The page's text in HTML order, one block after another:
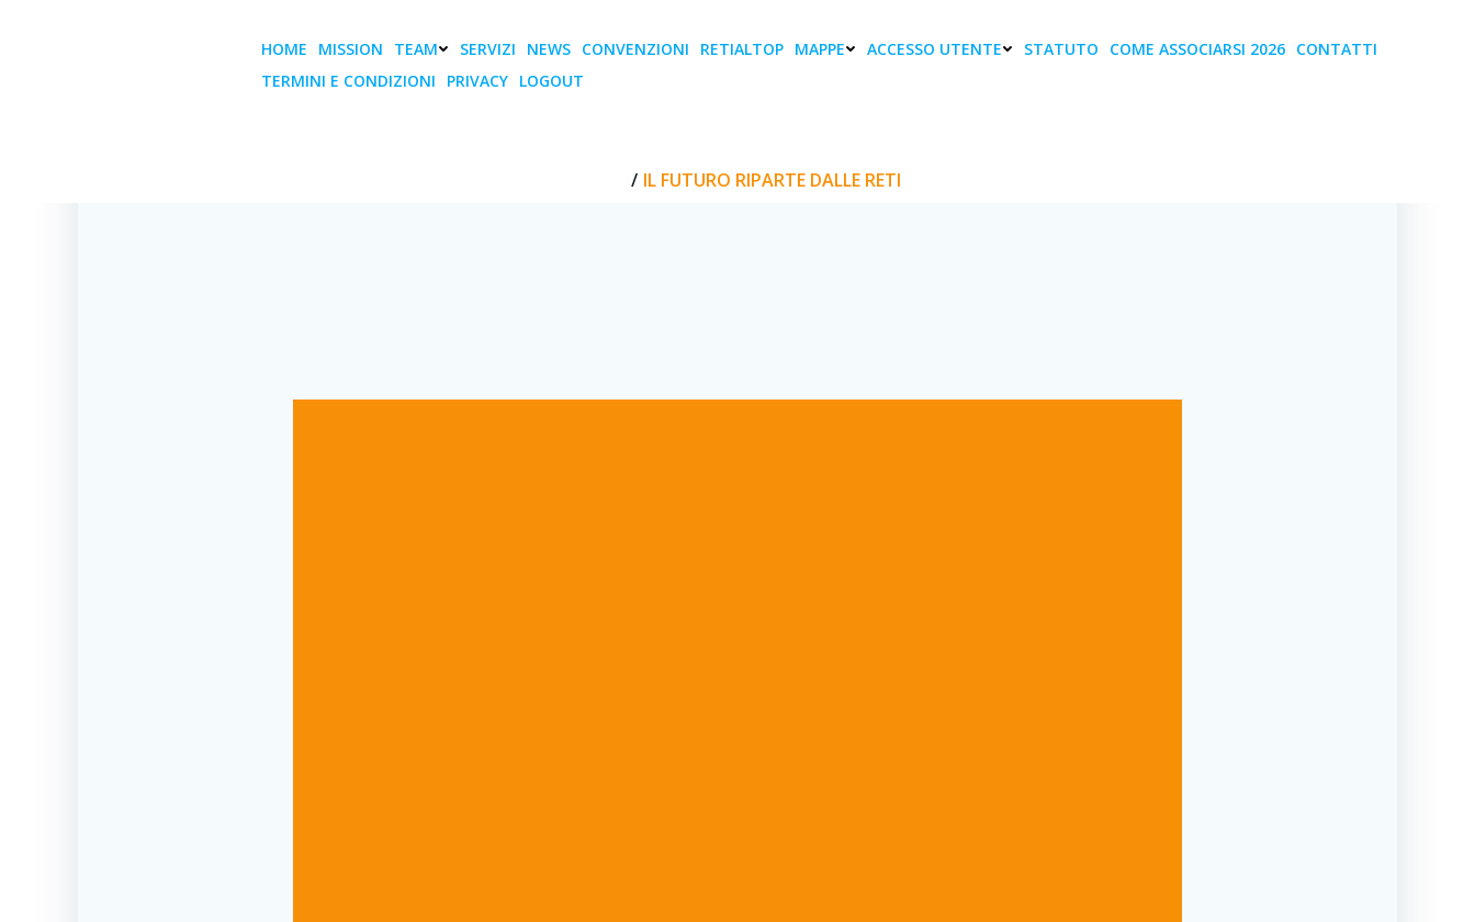
HOME MISSION TEAM SERVIZI NEWS CONVENZIONI RETIALTOP MAPPE ACCESSO UTENTE STATUTO COME ASSOCIARSI 2026 CONTATTI
TERMINI E CONDIZIONI
PRIVACY LOGOUT
IL FUTURO RIPARTE DALLE RETI